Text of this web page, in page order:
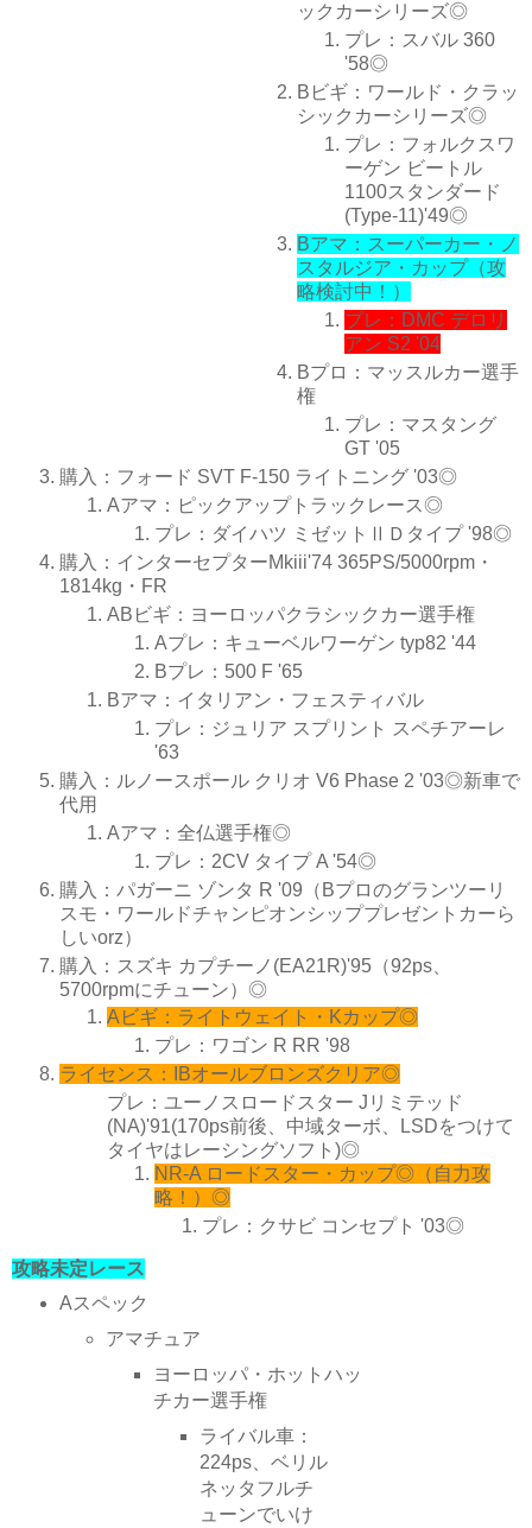
ックカーシリーズ◎
プレ：スバル 360
'58◎
Bビギ：ワールド・クラッ
シックカーシリーズ◎
プレ：フォルクスワ
ーゲン ビートル
1100スタンダード
(Type-11)'49◎
Bアマ：スーパーカー・ノ
スタルジア・カップ（攻
略検討中！）
プレ：DMC デロリ
アン S2 '04
Bプロ：マッスルカー選手
権
プレ：マスタング
GT '05
購入：フォード SVT F-150 ライトニング '03◎
Aアマ：ピックアップトラックレース◎
プレ：ダイハツ ミゼットⅡＤタイプ '98◎
購入：インターセプターMkiii'74 365PS/5000rpm・
1814kg・FR
ABビギ：ヨーロッパクラシックカー選手権
Aプレ：キューベルワーゲン typ82 '44
Bプレ：500 F '65
Bアマ：イタリアン・フェスティバル
プレ：ジュリア スプリント スペチアーレ
'63
購入：ルノースポール クリオ V6 Phase 2 '03◎新車で
代用
Aアマ：全仏選手権◎
プレ：2CV タイプ A '54◎
購入：パガーニ ゾンタ R '09（Bプロのグランツーリ
スモ・ワールドチャンピオンシッププレゼントカーら
しいorz）
購入：スズキ カプチーノ(EA21R)'95（92ps、
5700rpmにチューン）◎
Aビギ：ライトウェイト・Kカップ◎
プレ：ワゴン R RR '98
ライセンス：IBオールブロンズクリア◎
プレ：ユーノスロードスター Jリミテッド
(NA)'91(170ps前後、中域ターボ、LSDをつけて
タイヤはレーシングソフト)◎
NR-A ロードスター・カップ◎（自力攻
略！）◎
プレ：クサビ コンセプト '03◎
攻略未定レース
Aスペック
アマチュア
ヨーロッパ・ホットハッ
チカー選手権
ライバル車：
224ps、ベリル
ネッタフルチ
ューンでいけ